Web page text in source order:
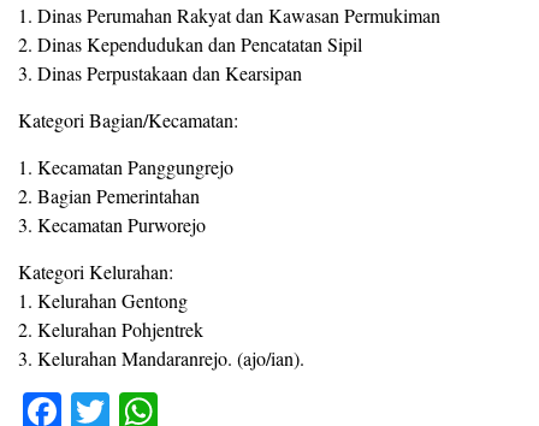
1. Dinas Perumahan Rakyat dan Kawasan Permukiman
2. Dinas Kependudukan dan Pencatatan Sipil
3. Dinas Perpustakaan dan Kearsipan
Kategori Bagian/Kecamatan:
1. Kecamatan Panggungrejo
2. Bagian Pemerintahan
3. Kecamatan Purworejo
Kategori Kelurahan:
1. Kelurahan Gentong
2. Kelurahan Pohjentrek
3. Kelurahan Mandaranrejo. (ajo/ian).
F
T